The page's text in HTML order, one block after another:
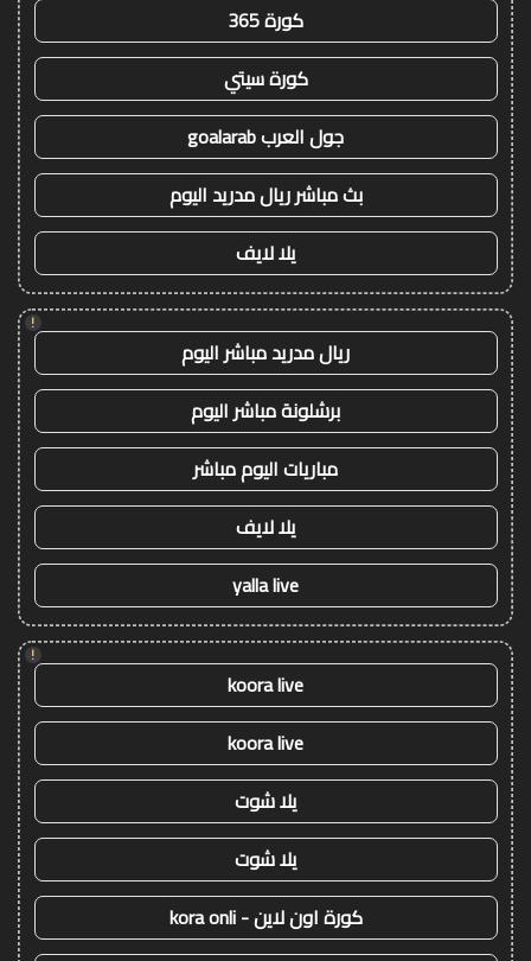
كورة 365
كورة سيتي
جول العرب goalarab
بث مباشر ريال مدريد اليوم
يلا لايف
!
ريال مدريد مباشر اليوم
برشلونة مباشر اليوم
مباريات اليوم مباشر
يلا لايف
yalla live
!
koora live
koora live
يلا شوت
يلا شوت
كورة اون لاين - kora onli